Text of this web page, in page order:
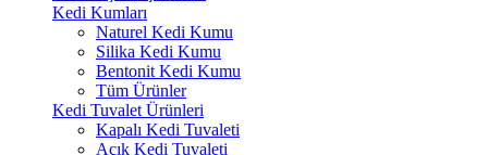
Kedi Kumları
Naturel Kedi Kumu
Silika Kedi Kumu
Bentonit Kedi Kumu
Tüm Ürünler
Kedi Tuvalet Ürünleri
Kapalı Kedi Tuvaleti
Açık Kedi Tuvaleti